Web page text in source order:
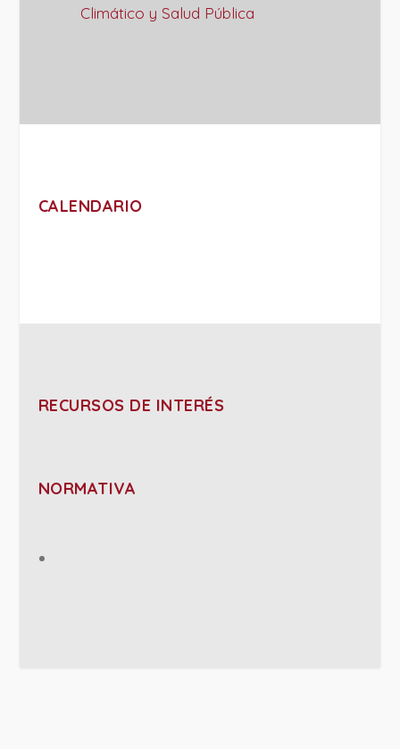
Climático y Salud Pública
CALENDARIO
RECURSOS DE INTERÉS
NORMATIVA